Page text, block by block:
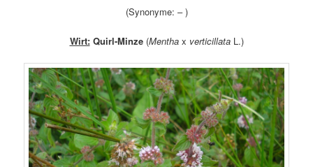
(Synonyme: – )
Wirt:Quirl-Minze(Mentha x verticillataL.)